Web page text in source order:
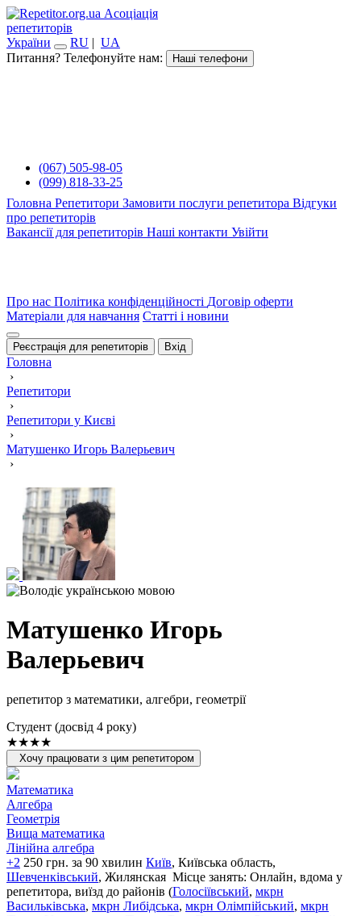
Асоціація
репетиторів
України
RU | UA
Питання? Телефонуйте нам:
Наші телефони
(067) 505-98-05
(099) 818-33-25
Головна Репетитори Замовити послуги репетитора Відгуки
про репетиторів
Вакансії для репетиторів Наші контакти Увійти
Про нас Політика конфіденційності Договір оферти
Матеріали для навчання Статті і новини
Реєстрація для репетиторів Вхід
Головна
›
Репетитори
›
Репетитори у Києві
›
Матушенко Игорь Валерьевич
›
Матушенко Игорь
Валерьевич
репетитор з математики, алгебри, геометрії
Cтудент (досвід 4 року)
★★★★
Хочу працювати з цим репетитором
Математика
Алгебра
Геометрія
Вища математика
Лінійна алгебра
+2 250 грн. за 90 хвилин Київ, Київська область,
Шевченківський, Жилянская Місце занять: Онлайн, вдома у
репетитора, виїзд до районів (Голосіївський, мкрн
Васильківська, мкрн Либідська, мкрн Олімпійський, мкрн